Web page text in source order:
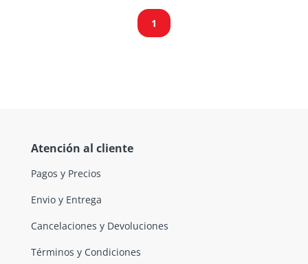
1
Atención al cliente
Pagos y Precios
Envio y Entrega
Cancelaciones y Devoluciones
Términos y Condiciones